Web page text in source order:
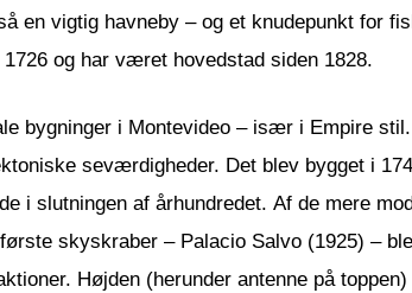
en vigtig havneby – og et knudepunkt for
og har været hovedstad siden 1828.
bygninger i Montevideo – især i Empire
seværdigheder. Det blev bygget i
i slutningen af århundredet. Af de mere
skyskraber – Palacio Salvo (1925) –
Højden (herunder antenne på